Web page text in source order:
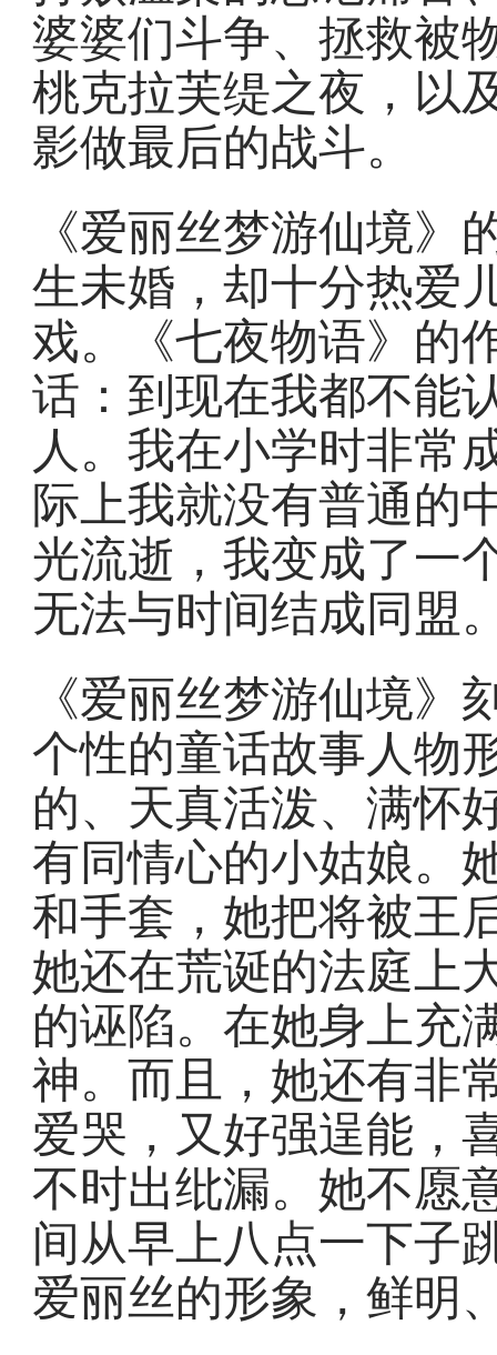
婆婆们斗争、拯救被
桃克拉芙缇之夜，以
影做最后的战斗。
《爱丽丝梦游仙境》
生未婚，却十分热爱
戏。《七夜物语》的
话：到现在我都不能
人。我在小学时非常
际上我就没有普通的
光流逝，我变成了一
无法与时间结成同盟
《爱丽丝梦游仙境》
个性的童话故事人物
的、天真活泼、满怀
有同情心的小姑娘。
和手套，她把将被王
她还在荒诞的法庭上
的诬陷。在她身上充
神。而且，她还有非
爱哭，又好强逞能，
不时出纰漏。她不愿
间从早上八点一下子
爱丽丝的形象，鲜明